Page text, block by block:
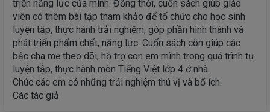
triển năng lực của mình. Đồng thời, cuốn sách giúp giáo
viên có thêm bài tập tham khảo để tổ chức cho học sinh
luyện tập, thực hành trải nghiệm, góp phần hình thành và
phát triển phẩm chất, năng lực. Cuốn sách còn giúp các
bậc cha mẹ theo dõi, hỗ trợ con em mình trong quá trình tự
luyện tập, thực hành môn Tiếng Việt lớp 4 ở nhà.
Chúc các em có những trải nghiệm thú vị và bổ ích.
Các tác giả